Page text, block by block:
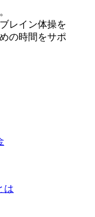
レイン体操を
の時間をサポ
は